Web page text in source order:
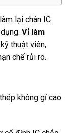
lại chân IC
Vỉ làm
thuật viên,
chế rủi ro.
không gỉ cao